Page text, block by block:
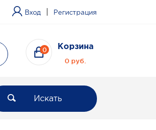
Вход Регистрация
0 Корзина
0 руб.
Искать